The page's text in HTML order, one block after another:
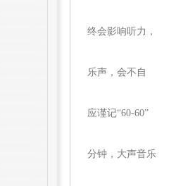
终会影响听力，
乐声，会不自
应谨记“60-60”
分钟，大声音乐